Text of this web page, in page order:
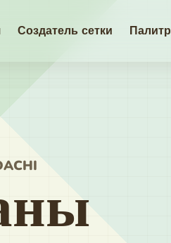
Создатель сетки